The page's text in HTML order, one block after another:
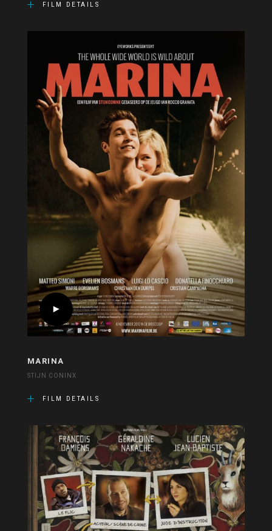
FILM DETAILS
MARINA
STIJN CONINX
FILM DETAILS